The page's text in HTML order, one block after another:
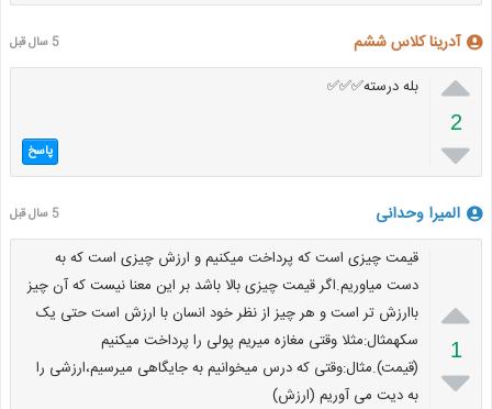
آدرینا کلاس ششم 5 سال قبل

2

بله درسته✅✅✅
پاسخ
المیرا وحدانی 5 سال قبل

1

قیمت چیزی است که پرداخت میکنیم و ارزش چیزی است که به
دست میاوریم.اگر قیمت چیزی بالا باشد بر این معنا نیست که آن چیز
باارزش تر است و هر چیز از نظر خود انسان با ارزش است حتی یک
سکهمثال:مثلا وقتی مغازه میریم پولی را پرداخت میکنیم
(قیمت).مثال:وقتی که درس میخوانیم به جایگاهی میرسیم،ارزشی را
به دیت می آوریم (ارزش)